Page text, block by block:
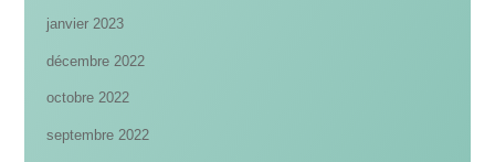
janvier 2023
décembre 2022
octobre 2022
septembre 2022